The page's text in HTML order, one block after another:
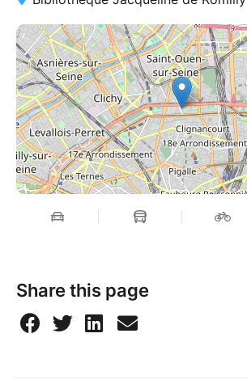
Share this page